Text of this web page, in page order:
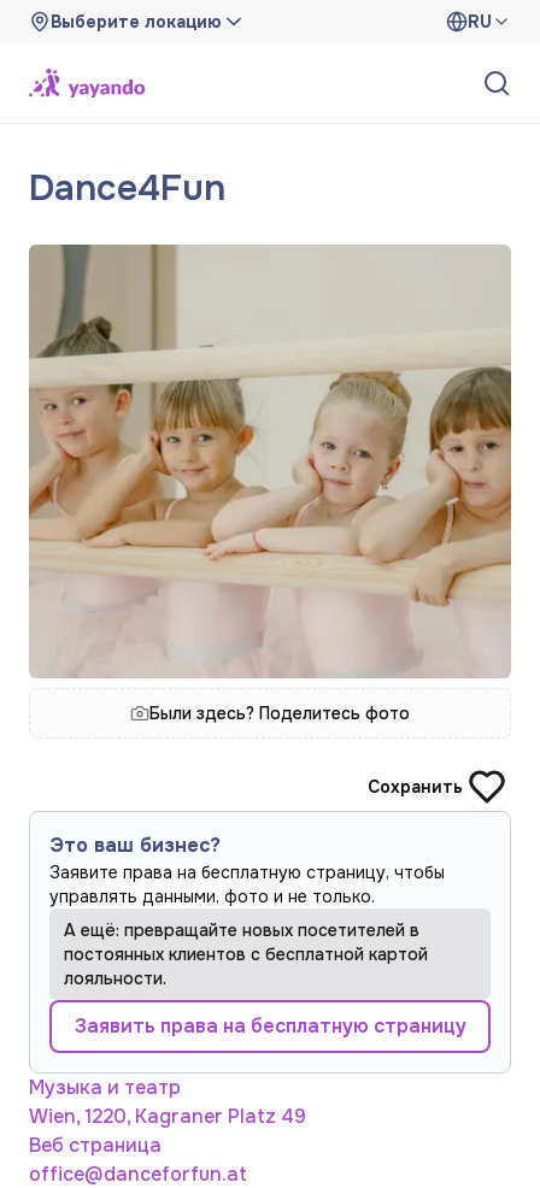
Выберите локацию RU
Dance4Fun
Были здесь? Поделитесь фото
Сохранить
Это ваш бизнес?
Заявите права на бесплатную страницу, чтобы
управлять данными, фото и не только.
А ещё: превращайте новых посетителей в
постоянных клиентов с бесплатной картой
лояльности.
Заявить права на бесплатную страницу
Музыка и театр
Wien, 1220, Kagraner Platz 49
Веб страница
office@danceforfun.at